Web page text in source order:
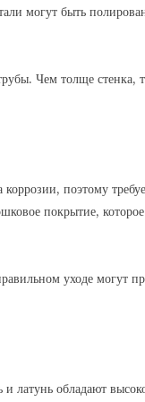
могут быть
Чем толще стенка,
поэтому
покрытие,
уходе могут
латунь обладают